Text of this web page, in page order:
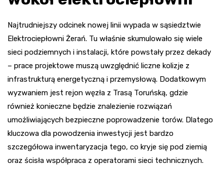
Najtrudniejszy odcinek nowej linii wypada w sąsiedztwie
Elektrociepłowni Żerań. Tu właśnie skumulowało się wiele
sieci podziemnych i instalacji, które powstały przez dekady
– prace projektowe muszą uwzględnić liczne kolizje z
infrastrukturą energetyczną i przemysłową. Dodatkowym
wyzwaniem jest rejon węzła z Trasą Toruńską, gdzie
również konieczne będzie znalezienie rozwiązań
umożliwiających bezpieczne poprowadzenie torów. Dlatego
kluczowa dla powodzenia inwestycji jest bardzo
szczegółowa inwentaryzacja tego, co kryje się pod ziemią
oraz ścisła współpraca z operatorami sieci technicznych.